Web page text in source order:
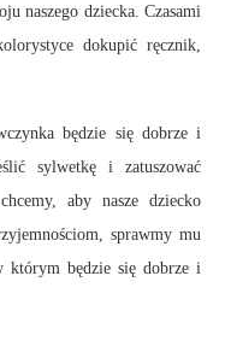
naszego dziecka. Czasami
dokupić ręcznik,
będzie się dobrze i
sylwetkę i zatuszować
aby nasze dziecko
sprawmy mu
którym będzie się dobrze i